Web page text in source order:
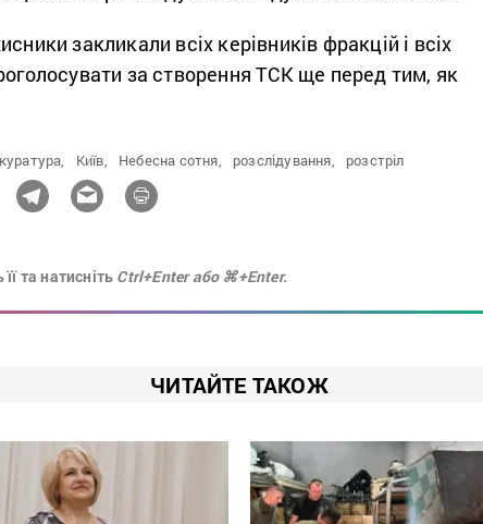
закликали всіх керівників фракцій і всіх
за створення ТСК ще перед тим, як
Київ, Небесна сотня, розслідування,
розстріл
та натисніть Ctrl+Enter або ⌘+Enter.
ЧИТАЙТЕ ТАКОЖ